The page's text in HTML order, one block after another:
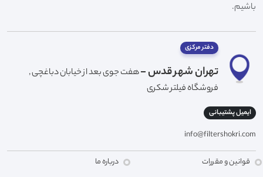
باشیم.
دفتر مرکزی
تهران شهر قدس -هفت جوی بعد از خیابان دباغچی ,
فروشگاه فیلتر شکری
ایمیل پشتیبانی
info@filtershokri.com
قوانین و مقررات
درباره ما